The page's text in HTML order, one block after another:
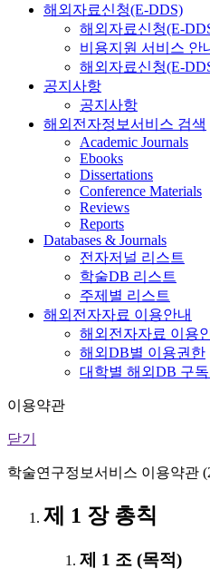
해외자료신청(E-DDS)
해외자료신청(E-
비용지원 서비스 안
해외자료신청(E-
공지사항
공지사항
해외전자정보서비스 검색
Academic Journals
Ebooks
Dissertations
Conference Materials
Reviews
Reports
Databases & Journals
전자저널 리스트
학술DB 리스트
주제별 리스트
해외전자자료 이용안내
해외전자자료 이용
해외DB별 이용권한
대학별 해외DB 구
이용약관
닫기
학술연구정보서비스 이용약관
제 1 장 총칙
제 1 조 (목적)